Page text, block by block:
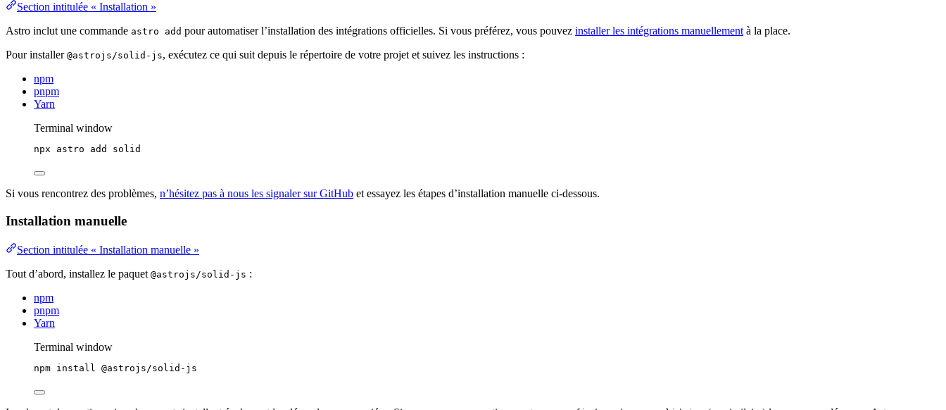
Section intitulée « Installation »
Astro inclut une commande astro add pour automatiser l’installation des intégrations officielles. Si vous préférez, vous pouvez installer les intégrations manuellement à la place.
Pour installer @astrojs/solid-js, exécutez ce qui suit depuis le répertoire de votre projet et suivez les instructions :
npm
pnpm
Yarn
Terminal window
npx astro add solid
Si vous rencontrez des problèmes, n’hésitez pas à nous les signaler sur GitHub et essayez les étapes d’installation manuelle ci-dessous.
Installation manuelle
Section intitulée « Installation manuelle »
Tout d’abord, installez le paquet @astrojs/solid-js :
npm
pnpm
Yarn
Terminal window
npm install @astrojs/solid-js